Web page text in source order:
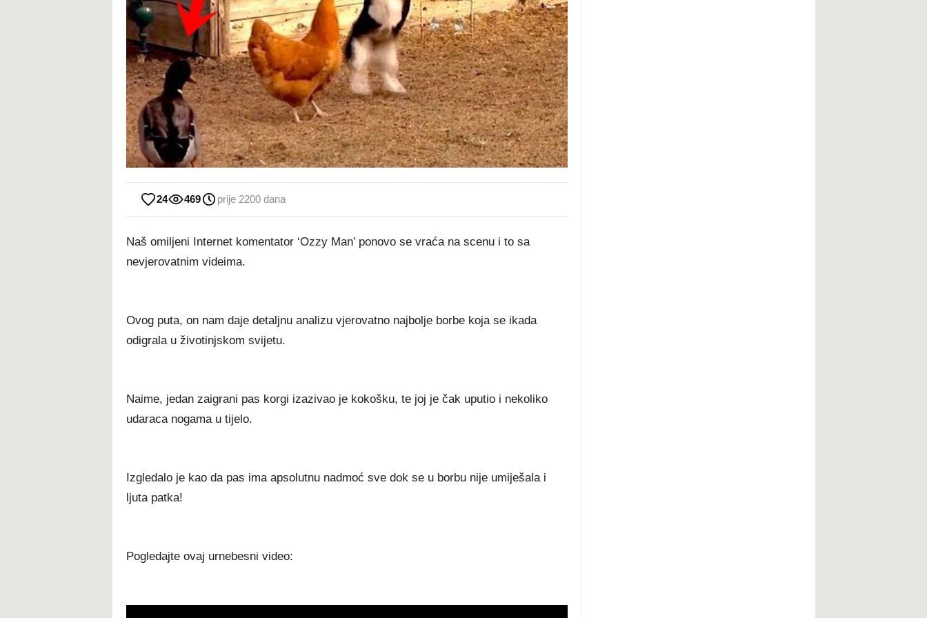
24 469 prije 2200 dana
Naš omiljeni Internet komentator ‘Ozzy Man’ ponovo se vraća na scenu i to sa
nevjerovatnim videima.
Ovog puta, on nam daje detaljnu analizu vjerovatno najbolje borbe koja se ikada
odigrala u životinjskom svijetu.
Naime, jedan zaigrani pas korgi izazivao je kokošku, te joj je čak uputio i nekoliko
udaraca nogama u tijelo.
Izgledalo je kao da pas ima apsolutnu nadmoć sve dok se u borbu nije umiješala i
ljuta patka!
Pogledajte ovaj urnebesni video: